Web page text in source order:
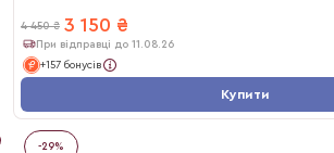
4 450 ₴ 3 150 ₴
При відправці до 11.08.26
+157 бонусів
Купити
-29%